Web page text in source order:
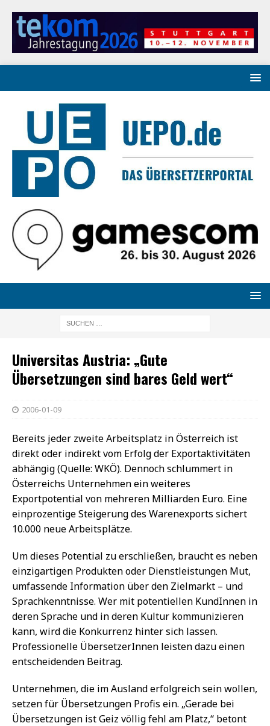
Universitas Austria: „Gute
Übersetzungen sind bares Geld wert“
2006-01-09
Bereits jeder zweite Arbeitsplatz in Österreich ist
direkt oder indirekt vom Erfolg der Exportaktivitäten
abhängig (Quelle: WKÖ). Dennoch schlummert in
Österreichs Unternehmen ein weiteres
Exportpotential von mehreren Milliarden Euro. Eine
einprozentige Steigerung des Warenexports sichert
10.000 neue Arbeitsplätze.
Um dieses Potential zu erschließen, braucht es neben
einzigartigen Produkten oder Dienstleistungen Mut,
umfassende Information über den Zielmarkt – und
Sprachkenntnisse. Wer mit potentiellen KundInnen in
deren Sprache und in deren Kultur kommunizieren
kann, wird die Konkurrenz hinter sich lassen.
Professionelle ÜbersetzerInnen leisten dazu einen
entscheidenden Beitrag.
Unternehmen, die im Ausland erfolgreich sein wollen,
setzen für Übersetzungen Profis ein. „Gerade bei
Übersetzungen ist Geiz völlig fehl am Platz,“ betont